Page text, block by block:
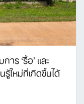
ร ‘รื้อ’ และ
ใหม่ที่เกิดขึ้นได้